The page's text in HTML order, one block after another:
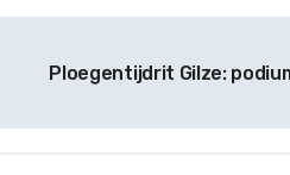
Ploegentijdrit Gilze: